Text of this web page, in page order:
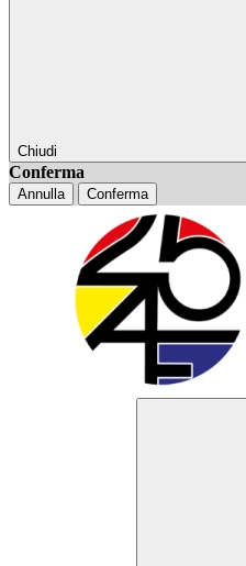
Chiudi
Conferma
Annulla Conferma